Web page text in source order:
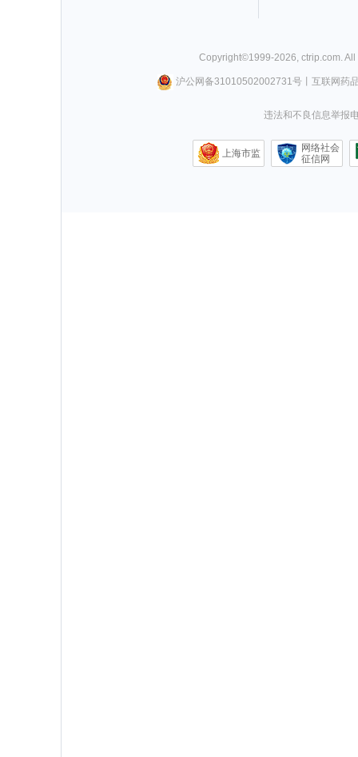
Copyright©1999-2026, ctrip.com.
沪公网备31010502002731号丨 互联网药
违法和不良信息举报
上海市监
网络社会
征信网